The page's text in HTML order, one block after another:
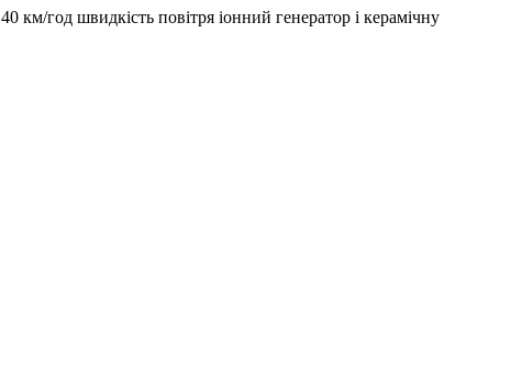
год швидкість повітря іонний генератор і керамічну